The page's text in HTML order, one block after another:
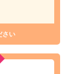
さい